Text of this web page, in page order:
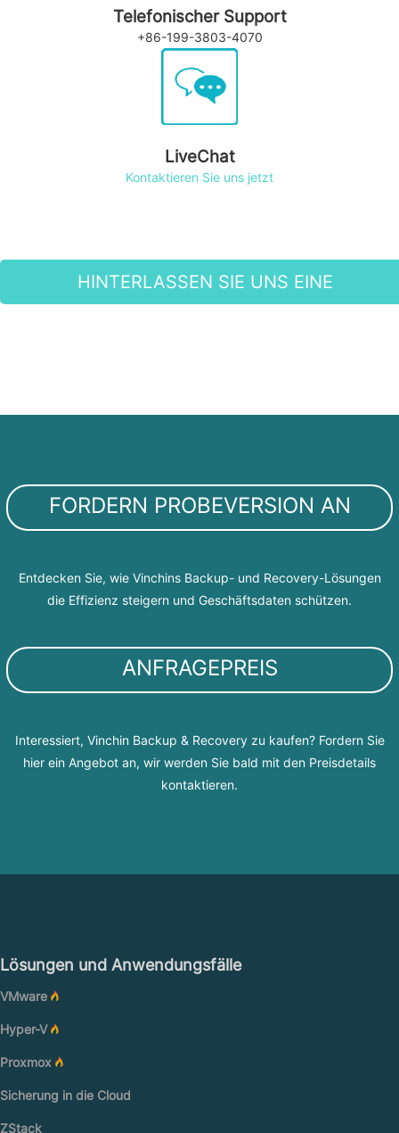
Telefonischer Support
+86-199-3803-4070
LiveChat
Kontaktieren Sie uns jetzt
HINTERLASSEN SIE UNS EINE
FORDERN PROBEVERSION AN
Entdecken Sie, wie Vinchins Backup- und Recovery-Lösungen
die Effizienz steigern und Geschäftsdaten schützen.
ANFRAGEPREIS
Interessiert, Vinchin Backup & Recovery zu kaufen? Fordern Sie
hier ein Angebot an, wir werden Sie bald mit den Preisdetails
kontaktieren.
Lösungen und Anwendungsfälle
VMware
Hyper-V
Proxmox
Sicherung in die Cloud
ZStack